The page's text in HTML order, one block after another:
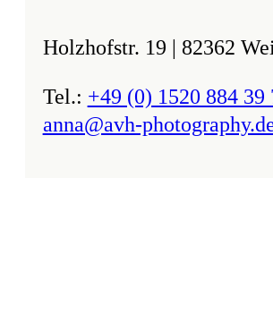
Holzhofstr. 19 | 82362
Tel.: +49 (0) 1520 884 39
anna@avh-